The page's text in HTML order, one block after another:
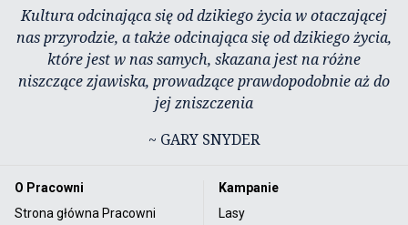
Kultura odcinająca się od dzikiego życia w otaczającej
nas przyrodzie, a także odcinająca się od dzikiego życia,
które jest w nas samych, skazana jest na różne
niszczące zjawiska, prowadzące prawdopodobnie aż do
jej zniszczenia
~ GARY SNYDER
O Pracowni
Strona główna Pracowni
Kampanie
Lasy